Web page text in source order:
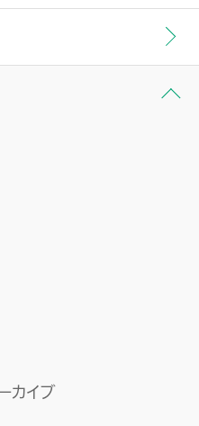
カイブ